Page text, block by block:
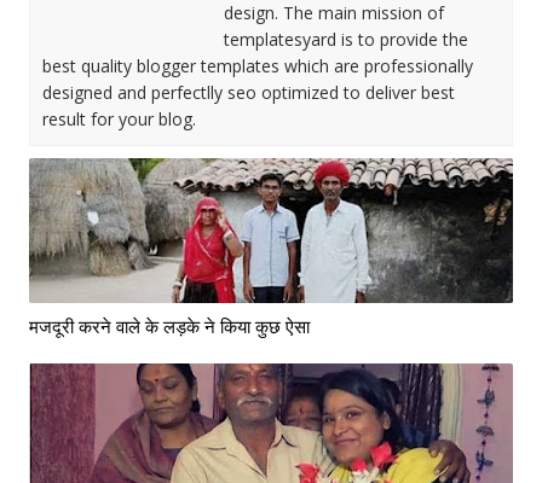
design. The main mission of
templatesyard is to provide the
best quality blogger templates which are professionally
designed and perfectlly seo optimized to deliver best
result for your blog.
मजदूरी करने वाले के लड़के ने किया कुछ ऐसा